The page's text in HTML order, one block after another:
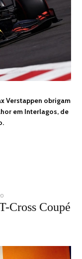
Verstappen obrigam
em Interlagos, de
Cross Coupé